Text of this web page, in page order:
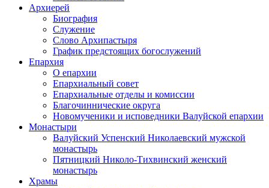
Архиерей
Биография
Служение
Слово Архипастыря
График предстоящих богослужений
Епархия
О епархии
Епархиальный совет
Епархиальные отделы и комиссии
Благочиннические округа
Новомученики и исповедники Валуйской епархии
Монастыри
Валуйский Успенский Николаевский мужской
монастырь
Пятницкий Николо-Тихвинский женский
монастырь
Храмы